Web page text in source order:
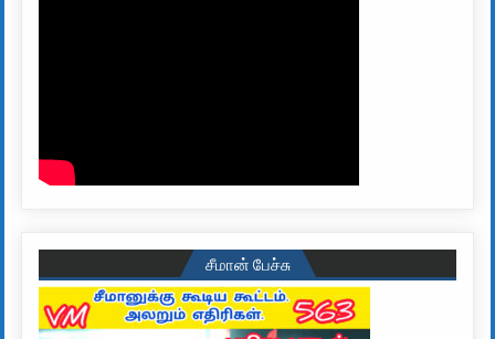
சீமான் பேச்சு